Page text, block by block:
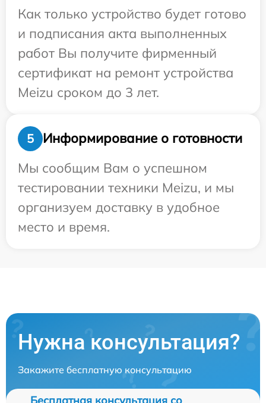
Как только устройство будет готово
и подписания акта выполненных
работ Вы получите фирменный
сертификат на ремонт устройства
Meizu сроком до 3 лет.
5
Информирование о готовности
Мы сообщим Вам о успешном
тестировании техники Meizu, и мы
организуем доставку в удобное
место и время.
Нужна консультация?
Закажите бесплатную консультацию
Бесплатная консультация со